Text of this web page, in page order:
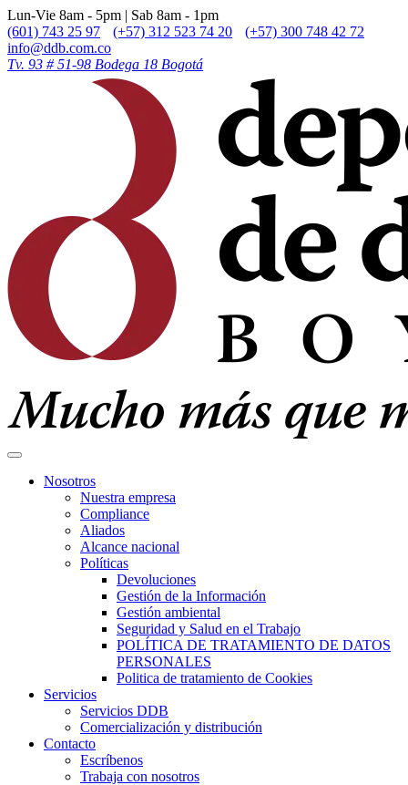
Lun-Vie 8am - 5pm | Sab 8am - 1pm
(601) 743 25 97
(+57) 312 523 74 20
(+57) 300 748 42 72
info@ddb.com.co
Tv. 93 # 51-98 Bodega 18 Bogotá
Nosotros
Nuestra empresa
Compliance
Aliados
Alcance nacional
Políticas
Devoluciones
Gestión de la Información
Gestión ambiental
Seguridad y Salud en el Trabajo
POLÍTICA DE TRATAMIENTO DE DATOS
PERSONALES
Politica de tratamiento de Cookies
Servicios
Servicios DDB
Comercialización y distribución
Contacto
Escríbenos
Trabaja con nosotros